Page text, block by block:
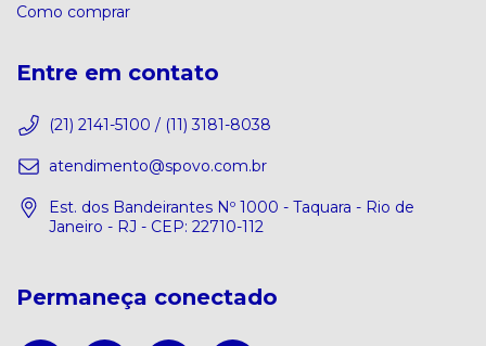
Como comprar
Entre em contato
(21) 2141-5100 / (11) 3181-8038
atendimento@spovo.com.br
Est. dos Bandeirantes Nº 1000 - Taquara - Rio de
Janeiro - RJ - CEP: 22710-112
Permaneça conectado